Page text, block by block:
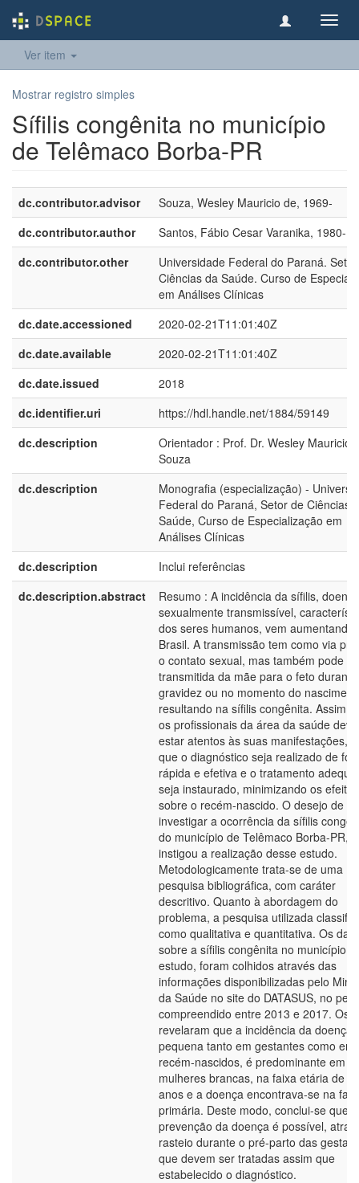
Ver item
Mostrar registro simples
Sífilis congênita no município
de Telêmaco Borba-PR
dc.contributor.advisor
Souza, Wesley Mauricio de, 1969-
dc.contributor.author
Santos, Fábio Cesar Varanika, 1980-
dc.contributor.other
Universidade Federal do Paraná.
Ciências da Saúde. Curso de
em Análises Clínicas
dc.date.accessioned
2020-02-21T11:01:40Z
dc.date.available
2020-02-21T11:01:40Z
dc.date.issued
2018
dc.identifier.uri
https://hdl.handle.net/1884/59149
dc.description
Orientador : Prof. Dr. Wesley Mauricio
Souza
dc.description
Monografia (especialização) -
Federal do Paraná, Setor de Ciências
Saúde, Curso de Especialização em
Análises Clínicas
dc.description
Inclui referências
dc.description.abstract
Resumo : A incidência da sífilis, doença
sexualmente transmissível,
dos seres humanos, vem aumentando
Brasil. A transmissão tem como via
o contato sexual, mas também pode
transmitida da mãe para o feto
gravidez ou no momento do
resultando na sífilis congênita. Assim,
os profissionais da área da saúde
estar atentos às suas manifestações,
que o diagnóstico seja realizado de
rápida e efetiva e o tratamento
seja instaurado, minimizando os efeitos
sobre o recém-nascido. O desejo de
investigar a ocorrência da sífilis
do município de Telêmaco Borba-PR,
instigou a realização desse estudo.
Metodologicamente trata-se de uma
pesquisa bibliográfica, com caráter
descritivo. Quanto à abordagem do
problema, a pesquisa utilizada
como qualitativa e quantitativa. Os
sobre a sífilis congênita no município,
estudo, foram colhidos através das
informações disponibilizadas pelo
da Saúde no site do DATASUS, no
compreendido entre 2013 e 2017. Os
revelaram que a incidência da doença
pequena tanto em gestantes como em
recém-nascidos, é predominante em
mulheres brancas, na faixa etária de
anos e a doença encontrava-se na
primária. Deste modo, conclui-se que a
prevenção da doença é possível,
rasteio durante o pré-parto das
que devem ser tratadas assim que
estabelecido o diagnóstico.